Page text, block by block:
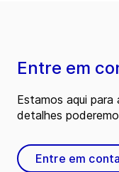
Entre em
Estamos aqui para
detalhes
Entre em